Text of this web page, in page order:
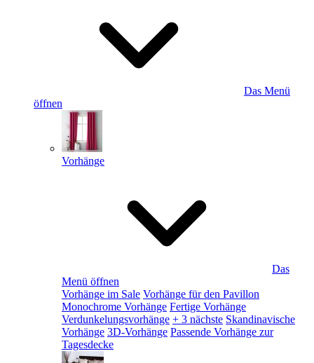
Das Menü
öffnen
Vorhänge
Das
Menü öffnen
Vorhänge im Sale Vorhänge für den Pavillon
Monochrome Vorhänge Fertige Vorhänge
Verdunkelungsvorhänge + 3 nächste Skandinavische
Vorhänge 3D-Vorhänge Passende Vorhänge zur
Tagesdecke